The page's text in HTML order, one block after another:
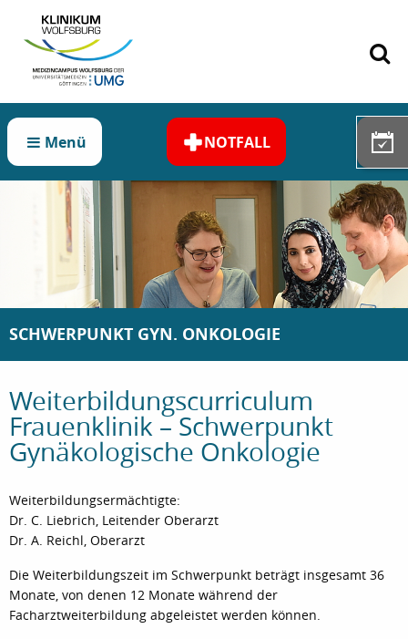
Menü NOTFALL
SCHWERPUNKT GYN. ONKOLOGIE
Weiterbildungscurriculum
Frauenklinik – Schwerpunkt
Gynäkologische Onkologie
Weiterbildungsermächtigte:
Dr. C. Liebrich, Leitender Oberarzt
Dr. A. Reichl, Oberarzt
Die Weiterbildungszeit im Schwerpunkt beträgt insgesamt 36
Monate, von denen 12 Monate während der
Facharztweiterbildung abgeleistet werden können.